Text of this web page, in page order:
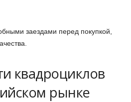
заездами перед покупкой,
квадроциклов
рынке